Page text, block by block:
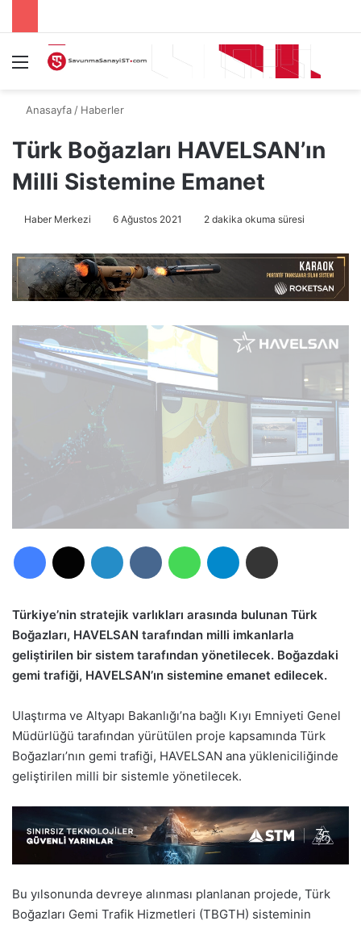
Menü
Anasayfa / Haberler
Türk Boğazları HAVELSAN’ın
Milli Sistemine Emanet
Haber Merkezi 6 Ağustos 2021 2 dakika okuma süresi
Türkiye’nin stratejik varlıkları arasında bulunan Türk
Boğazları, HAVELSAN tarafından milli imkanlarla
geliştirilen bir sistem tarafından yönetilecek. Boğazdaki
gemi trafiği, HAVELSAN’ın sistemine emanet edilecek.
Ulaştırma ve Altyapı Bakanlığı’na bağlı Kıyı Emniyeti Genel
Müdürlüğü tarafından yürütülen proje kapsamında Türk
Boğazları’nın gemi trafiği, HAVELSAN ana yükleniciliğinde
geliştirilen milli bir sistemle yönetilecek.
Bu yılsonunda devreye alınması planlanan projede, Türk
Boğazları Gemi Trafik Hizmetleri (TBGTH) sisteminin